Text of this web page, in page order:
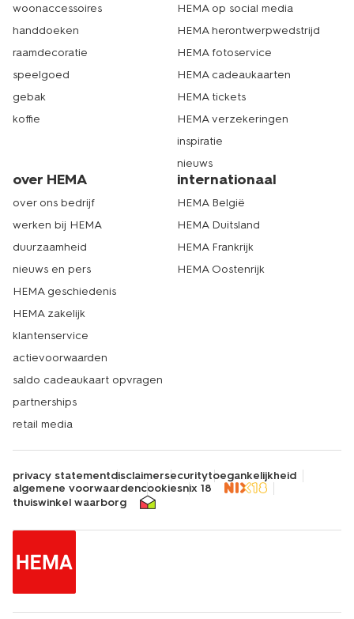
woonaccessoires
handdoeken
raamdecoratie
speelgoed
gebak
koffie
HEMA op social media
HEMA herontwerpwedstrijd
HEMA fotoservice
HEMA cadeaukaarten
HEMA tickets
HEMA verzekeringen
inspiratie
nieuws
over HEMA
over ons bedrijf
werken bij HEMA
duurzaamheid
nieuws en pers
HEMA geschiedenis
HEMA zakelijk
klantenservice
actievoorwaarden
saldo cadeaukaart opvragen
partnerships
retail media
internationaal
HEMA België
HEMA Duitsland
HEMA Frankrijk
HEMA Oostenrijk
privacy statementdisclaimersecuritytoegankelijkheid
algemene voorwaardencookiesnix 18
thuiswinkel waarborg